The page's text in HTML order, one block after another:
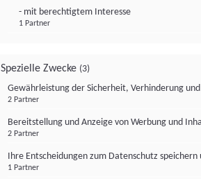
- mit berechtigtem Interesse
1 Partner
Spezielle Zwecke (3)
Gewährleistung der Sicherheit, Verhinderung
2 Partner
Bereitstellung und Anzeige von Werbung und
2 Partner
Ihre Entscheidungen zum Datenschutz
1 Partner